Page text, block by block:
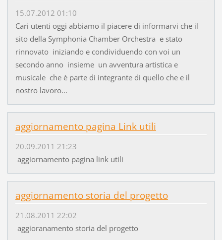
15.07.2012 01:10
Cari utenti oggi abbiamo il piacere di informarvi che il
sito della Symphonia Chamber Orchestra e stato
rinnovato iniziando e condividuendo con voi un
secondo anno insieme un avventura artistica e
musicale che è parte di integrante di quello che e il
nostro lavoro...
aggiornamento pagina Link utili
20.09.2011 21:23
aggiornamento pagina link utili
aggiornamento storia del progetto
21.08.2011 22:02
aggioranamento storia del progetto